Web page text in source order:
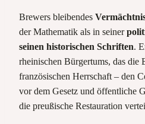
Brewers bleibendes
der Mathematik als in seiner
seinen historischen Schriften.
rheinischen Bürgertums, das die
französischen Herrschaft – den
vor dem Gesetz und öffentliche
die preußische Restauration